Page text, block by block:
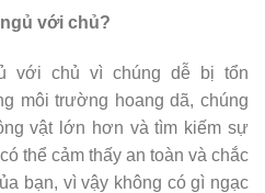
với chủ?
với chủ vì chúng dễ bị tổn
môi trường hoang dã, chúng
vật lớn hơn và tìm kiếm sự
thể cảm thấy an toàn và chắc
bạn, vì vậy không có gì ngạc